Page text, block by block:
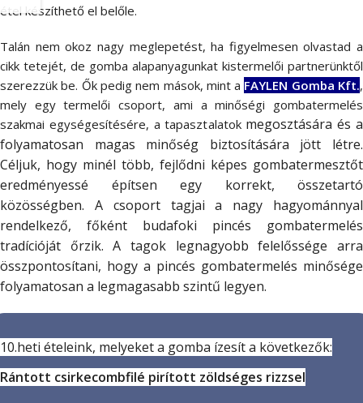
étel készíthető el belőle.
Talán nem okoz nagy meglepetést, ha figyelmesen olvastad a
cikk tetejét, de gomba alapanyagunkat kistermelői partnerünktől
szerezzük be. Ők pedig nem mások, mint a FAYLEN Gomba Kft.,
mely egy termelői csoport, ami a minőségi gombatermelés
szakmai egységesítésére, a tapasztalatok megosztására és a
folyamatosan magas minőség biztosítására jött létre.
Céljuk, hogy minél több, fejlődni képes gombatermesztőt
eredményessé építsen egy korrekt, összetartó
közösségben. A csoport tagjai a nagy hagyománnyal
rendelkező, főként budafoki pincés gombatermelés
tradícióját őrzik. A tagok legnagyobb felelőssége arra
összpontosítani, hogy a pincés gombatermelés minősége
folyamatosan a legmagasabb szintű legyen.
10.heti ételeink, melyeket a gomba ízesít a következők:
Rántott csirkecombfilé pirított zöldséges rizzsel